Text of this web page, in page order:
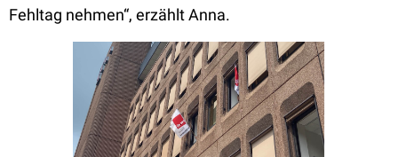
Fehltag nehmen“, erzählt Anna.